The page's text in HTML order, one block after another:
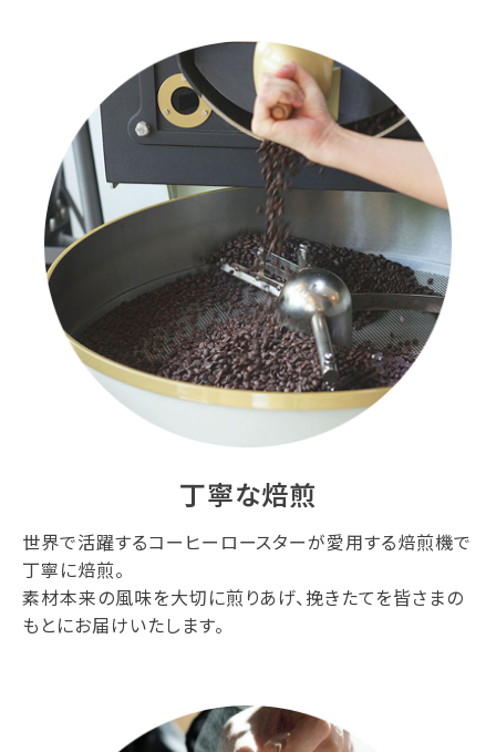
丁寧な焙煎
世界で活躍するコーヒーロースターが愛用する焙煎機で
丁寧に焙煎。
素材本来の風味を大切に煎りあげ、挽きたてを皆さまの
もとにお届けいたします。